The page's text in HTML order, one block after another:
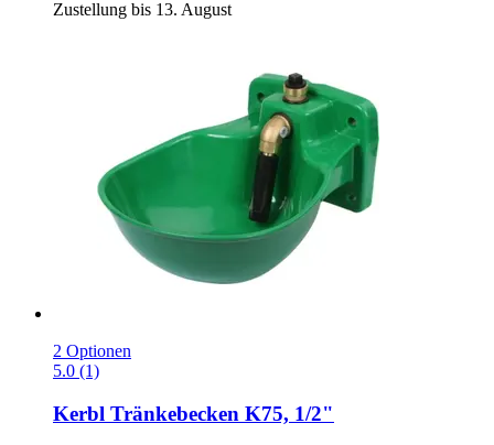
Zustellung bis 13. August
2 Optionen
5.0 (1)
Kerbl Tränkebecken K75, 1/2"